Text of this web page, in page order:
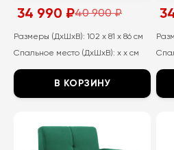
40 900₽
Первоначальная
составляла
900
34 990 ₽
Текущая
34
₽.
Размеры (ДхШхВ): 102 x 81 x 86 см
Спальное место (ДхШхВ): x x см
В КОРЗИНУ
имеет
34
₽.